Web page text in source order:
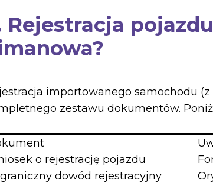
Rejestracja
importowanego samochodu
zestawu dokumentów.
o rejestrację pojazdu
dowód rejestracyjny